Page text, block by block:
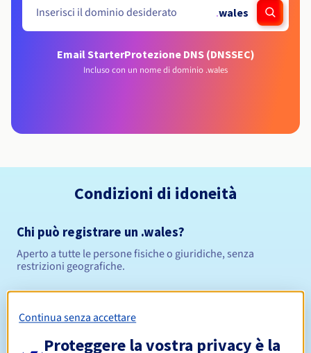
.wales
Email StarterProtezione DNS (DNSSEC)
Incluso con un nome di dominio .wales
Condizioni di idoneità
Chi può registrare un .wales?
Aperto a tutte le persone fisiche o giuridiche, senza
restrizioni geografiche.
Regole di gestione e notifiche
Continua senza accettare
Proteggere la vostra privacy è la